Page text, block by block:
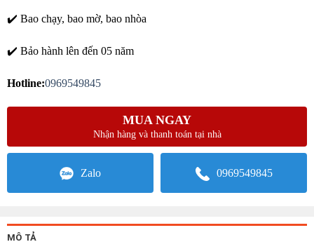
✔️ Bao chạy, bao mờ, bao nhòa
✔️ Bảo hành lên đến 05 năm
Hotline:0969549845
MUA NGAY
Nhận hàng và thanh toán tại nhà
Zalo 0969549845
MÔ TẢ